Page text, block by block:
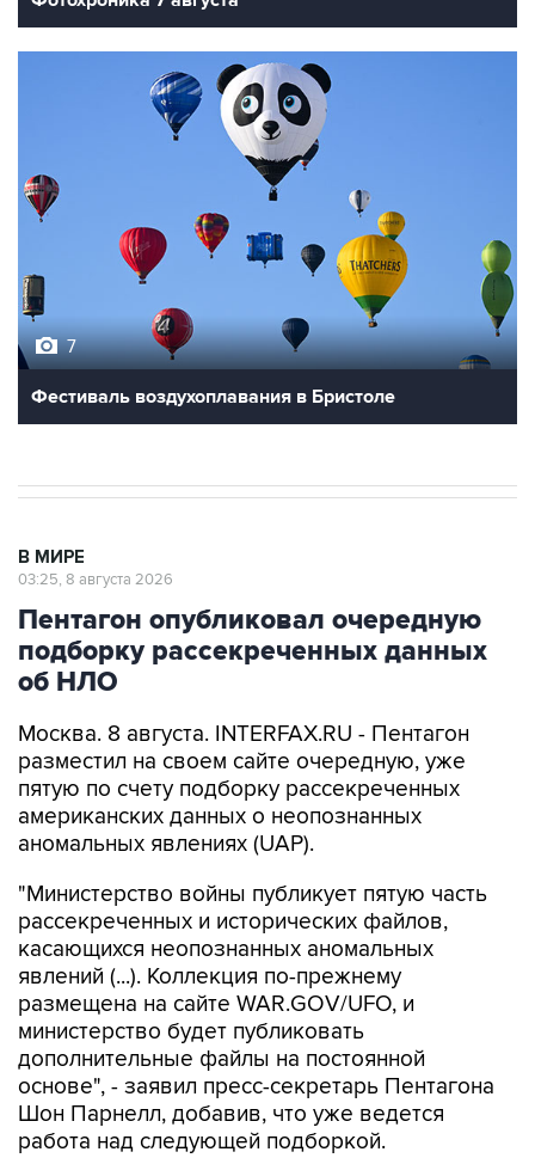
7
Фестиваль воздухоплавания в Бристоле
В МИРЕ
03:25, 8 августа 2026
Пентагон опубликовал очередную
подборку рассекреченных данных
об НЛО
Москва. 8 августа. INTERFAX.RU - Пентагон
разместил на своем сайте очередную, уже
пятую по счету подборку рассекреченных
американских данных о неопознанных
аномальных явлениях (UAP).
"Министерство войны публикует пятую часть
рассекреченных и исторических файлов,
касающихся неопознанных аномальных
явлений (...). Коллекция по-прежнему
размещена на сайте WAR.GOV/UFO, и
министерство будет публиковать
дополнительные файлы на постоянной
основе", - заявил пресс-секретарь Пентагона
Шон Парнелл, добавив, что уже ведется
работа над следующей подборкой.